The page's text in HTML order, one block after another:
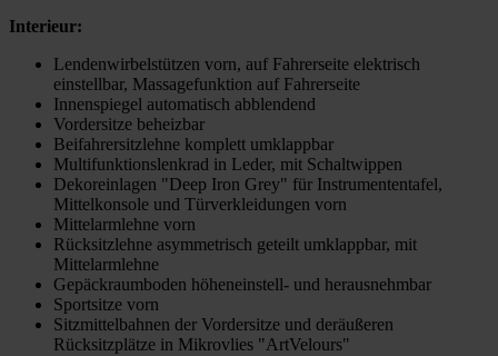
Interieur:
Lendenwirbelstützen vorn, auf Fahrerseite elektrisch
einstellbar, Massagefunktion auf Fahrerseite
Innenspiegel automatisch abblendend
Vordersitze beheizbar
Beifahrersitzlehne komplett umklappbar
Multifunktionslenkrad in Leder, mit Schaltwippen
Dekoreinlagen "Deep Iron Grey" für Instrumententafel,
Mittelkonsole und Türverkleidungen vorn
Mittelarmlehne vorn
Rücksitzlehne asymmetrisch geteilt umklappbar, mit
Mittelarmlehne
Gepäckraumboden höheneinstell- und herausnehmbar
Sportsitze vorn
Sitzmittelbahnen der Vordersitze und deräußeren
Rücksitzplätze in Mikrovlies "ArtVelours"